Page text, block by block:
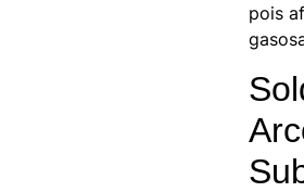
pois